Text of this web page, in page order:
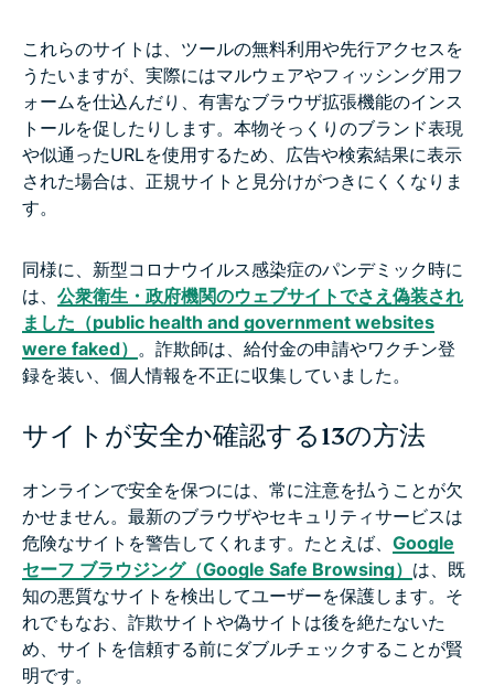
これらのサイトは、ツールの無料利用や先行アクセスを
うたいますが、実際にはマルウェアやフィッシング用フ
ォームを仕込んだり、有害なブラウザ拡張機能のインス
トールを促したりします。本物そっくりのブランド表現
や似通ったURLを使用するため、広告や検索結果に表示
された場合は、正規サイトと見分けがつきにくくなりま
す。
同様に、新型コロナウイルス感染症のパンデミック時に
は、 公衆衛生・政府機関のウェブサイトでさえ偽装され
ました（public health and government websites
were faked） 。詐欺師は、給付金の申請やワクチン登
録を装い、個人情報を不正に収集していました。
サイトが安全か確認する13の方法
オンラインで安全を保つには、常に注意を払うことが欠
かせません。最新のブラウザやセキュリティサービスは
危険なサイトを警告してくれます。たとえば、 Google
セーフ ブラウジング（Google Safe Browsing） は、既
知の悪質なサイトを検出してユーザーを保護します。そ
れでもなお、詐欺サイトや偽サイトは後を絶たないた
め、サイトを信頼する前にダブルチェックすることが賢
明です。